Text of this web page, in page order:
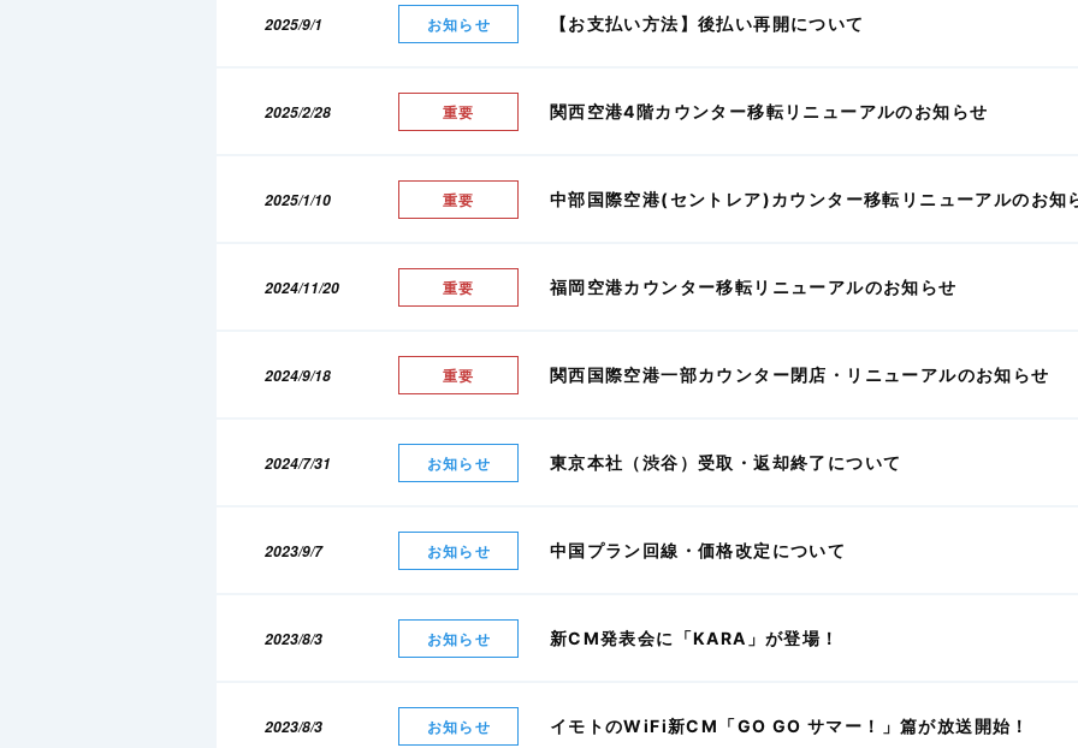
2025/9/1 お知らせ 【お支払い方法】後払い再開について
2025/2/28 重要 関西空港4階カウンター移転リニューアルのお知らせ
2025/1/10 重要 中部国際空港(セントレア)カウンター移転リニューアルのお知
2024/11/20 重要 福岡空港カウンター移転リニューアルのお知らせ
2024/9/18 重要 関西国際空港一部カウンター閉店・リニューアルのお知らせ
2024/7/31 お知らせ 東京本社（渋谷）受取・返却終了について
2023/9/7 お知らせ 中国プラン回線・価格改定について
2023/8/3 お知らせ 新CM発表会に「KARA」が登場！
2023/8/3 お知らせ イモトのWiFi新CM「GO GO サマー！」篇が放送開始！